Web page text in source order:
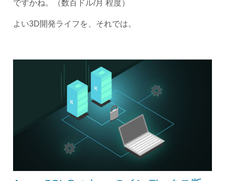
ですかね。（数百ドル/月 程度）
よい3D開発ライフを、それでは。